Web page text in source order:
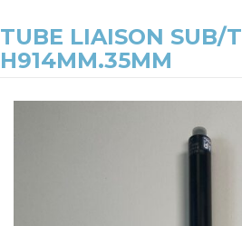
TUBE LIAISON SUB/
H914MM.35MM